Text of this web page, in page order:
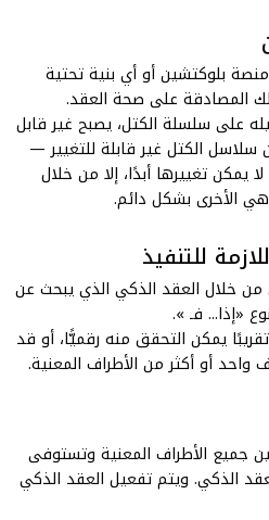
بلوكتشين أو أي بنية تحتية
المصادقة على صحة العقد.
على سلسلة الكتل، يصبح غير قابل
الكتل غير قابلة للتغيير —
يمكن تغييرها أبدًا، إلا من خلال
الأخرى بشكل دائم.
من خلال العقد الذكي الذي يبحث عن
«إذا... فـ».
يمكن التحقق منه رقميًّا، أو قد
أو أكثر من الأطراف المعنية.
جميع الأطراف المعنية وتستوفى
الذكي. ويتم تفعيل العقد الذكي